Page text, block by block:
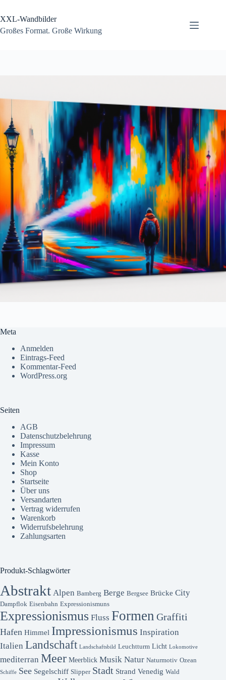
springen
XXL-Wandbilder
Großes Format. Große Wirkung
Meta
Anmelden
Eintrags-Feed
Kommentar-Feed
WordPress.org
Seiten
AGB
Datenschutzbelehrung
Impressum
Kasse
Mein Konto
Shop
Startseite
Über uns
Versandarten
Vertrag widerrufen
Warenkorb
Widerrufsbelehrung
Zahlungsarten
Produkt-Schlagwörter
Abstrakt Alpen Bamberg Berge Bergsee Brücke City
Dampflok Eisenbahn Expressionismuns
Expressionismus Fluss Formen Graffiti
Hafen Himmel Impressionismus Inspiration
Italien Landschaft Landschaftsbild Leuchtturm Licht Lokomotive
mediterran Meer Meerblick Musik Natur Naturmotiv Ozean
Schiffe See Segelschiff Slipper Stadt Strand Venedig Wald